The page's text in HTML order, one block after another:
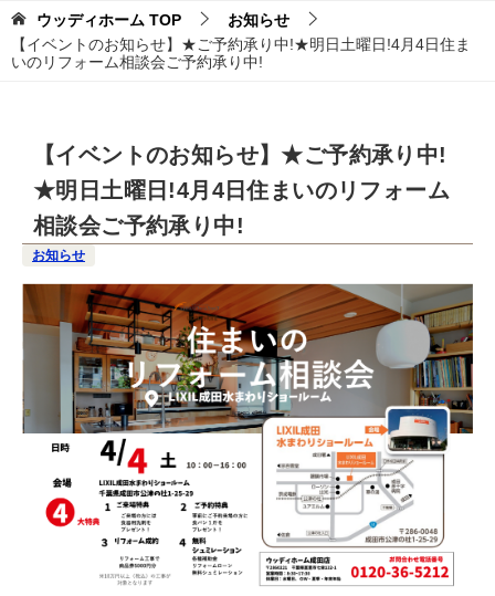
ウッディホーム TOP
お知らせ
【イベントのお知らせ】★ご予約承り中!★明日土曜日!4月4日住ま
いのリフォーム相談会ご予約承り中!
【イベントのお知らせ】★ご予約承り中!
★明日土曜日!4月4日住まいのリフォーム
相談会ご予約承り中!
お知らせ